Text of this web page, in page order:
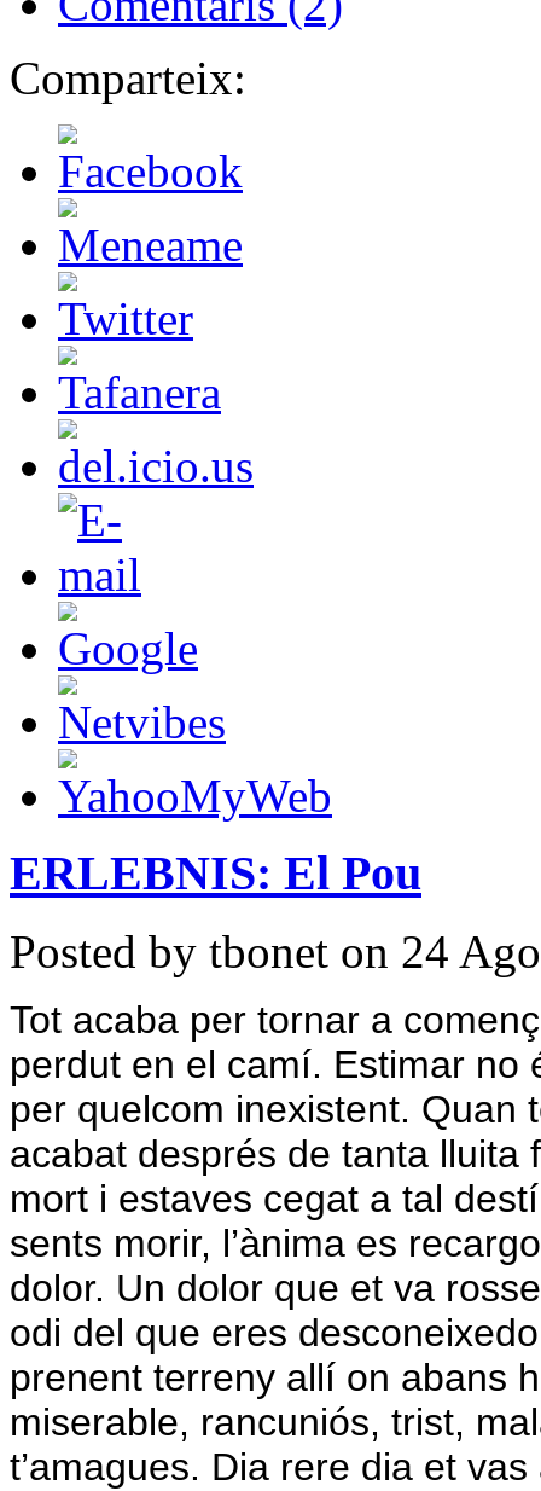
Comparteix:
ERLEBNIS: El Pou
Posted by tbonet on 24
Tot acaba per tornar a
perdut en el camí. Estimar no
per quelcom inexistent. Quan
acabat després de tanta lluita
mort i estaves cegat a tal
sents morir, l’ànima es
dolor. Un dolor que et va
odi del que eres
prenent terreny allí on abans
miserable, rancuniós, trist,
t’amagues. Dia rere dia et